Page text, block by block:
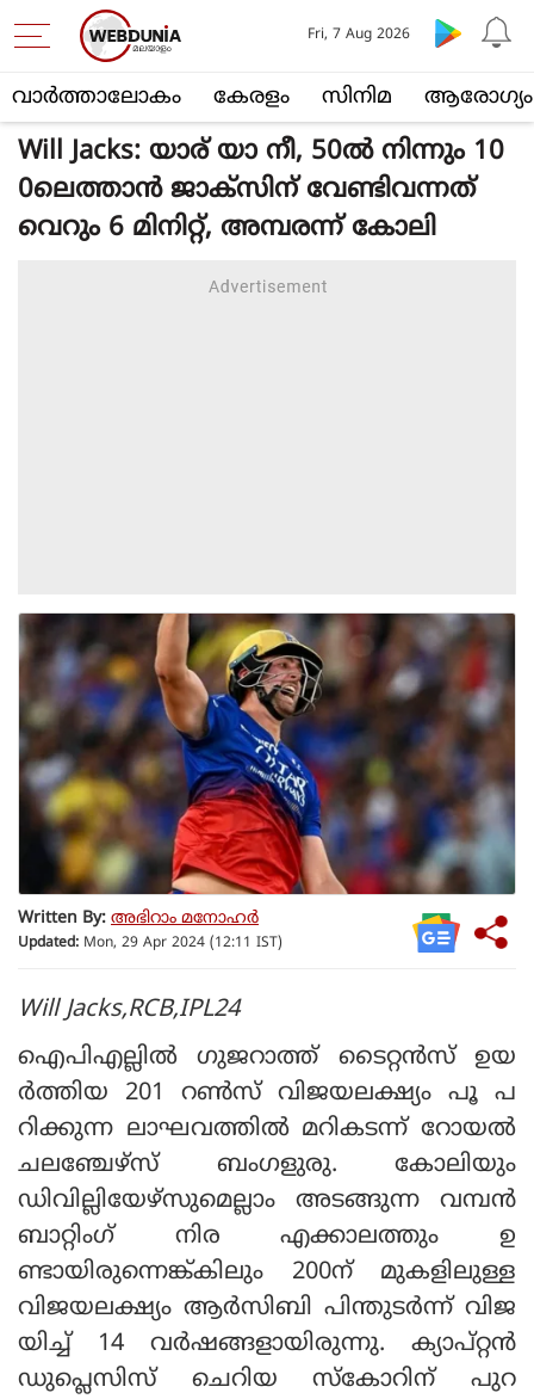
വാര്‍ത്താലോകം കേരളം സിനിമ ആരോഗ്യം
Fri, 7 Aug 2026
Will Jacks: യാര് യാ നീ, 50ൽ നിന്നും 10
0ലെത്താൻ ജാക്സിന് വേണ്ടിവന്നത്
വെറും 6 മിനിറ്റ്, അമ്പരന്ന് കോലി
Written By: അഭിറാം മനോഹർ
Updated: Mon, 29 Apr 2024 (12:11 IST)
Will Jacks,RCB,IPL24
ഐപിഎല്ലില്‍ ഗുജറാത്ത് ടൈറ്റന്‍സ് ഉയ
ര്‍ത്തിയ 201 റണ്‍സ് വിജയലക്ഷ്യം പൂ പ
റിക്കുന്ന ലാഘവത്തില്‍ മറികടന്ന് റോയല്‍
ചലഞ്ചേഴ്‌സ് ബംഗളുരു. കോലിയും
ഡിവില്ലിയേഴ്‌സുമെല്ലാം അടങ്ങുന്ന വമ്പന്‍
ബാറ്റിംഗ് നിര എക്കാലത്തും ഉ
ണ്ടായിരുന്നെങ്ക്കിലും 200ന് മുകളിലുള്ള
വിജയലക്ഷ്യം ആര്‍സിബി പിന്തുടര്‍ന്ന് വിജ
യിച്ച് 14 വര്‍ഷങ്ങളായിരുന്നു. ക്യാപ്റ്റന്‍
ഡുപ്ലെസിസ് ചെറിയ സ്‌കോറിന് പുറ